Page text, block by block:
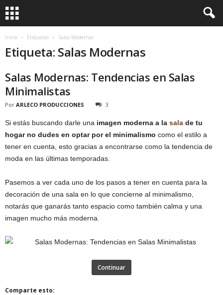
Inicio Etiquetas Salas Modernas
Etiqueta: Salas Modernas
Salas Modernas: Tendencias en Salas
Minimalistas
Por ARLECO PRODUCCIONES 3
Si estás buscando darle una imagen moderna a la sala de tu
hogar no dudes en optar por el minimalismo como el estilo a
tener en cuenta, esto gracias a encontrarse como la tendencia de
moda en las últimas temporadas.
Pasemos a ver cada uno de los pasos a tener en cuenta para la
decoración de una sala en lo que concierne al minimalismo,
notarás que ganarás tanto espacio como también calma y una
imagen mucho más moderna.
Continuar
Comparte esto: